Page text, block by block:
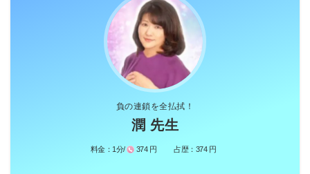
負の連鎖を全払拭！
潤 先生
料金： 1分/ 374 円 占歴： 374 円